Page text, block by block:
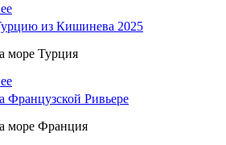
из Кишинева 2025
море Турция
Французской Ривьере
море Франция